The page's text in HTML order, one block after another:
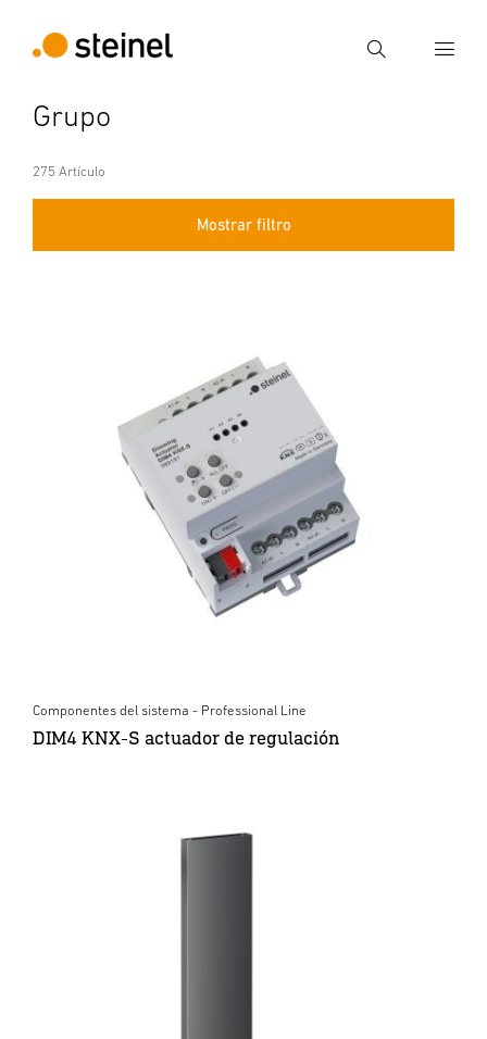
Búsqueda
Grupo
275 Artículo
Mostrar filtro
Componentes del sistema - Professional Line
DIM4 KNX-S actuador de regulación